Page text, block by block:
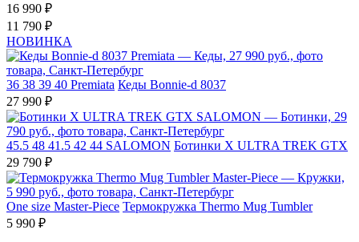
16 990 ₽
11 790 ₽
НОВИНКА
36 38 39 40 Premiata Кеды Bonnie-d 8037
27 990 ₽
45.5 48 41.5 42 44 SALOMON Ботинки X ULTRA TREK GTX
29 790 ₽
One size Master-Piece Термокружка Thermo Mug Tumbler
5 990 ₽